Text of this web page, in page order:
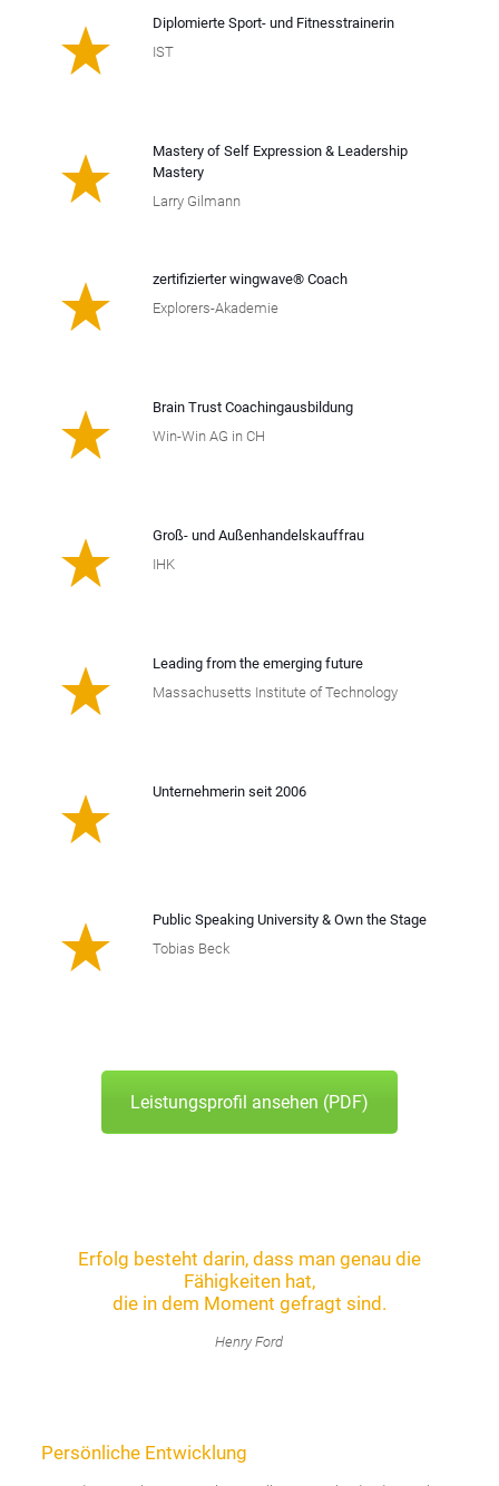
Diplomierte Sport- und Fitnesstrainerin
IST
Mastery of Self Expression & Leadership
Mastery
Larry Gilmann
zertifizierter wingwave® Coach
Explorers-Akademie
Brain Trust Coachingausbildung
Win-Win AG in CH
Groß- und Außenhandelskauffrau
IHK
Leading from the emerging future
Massachusetts Institute of Technology
Unternehmerin seit 2006
Public Speaking University & Own the Stage
Tobias Beck
Leistungsprofil ansehen (PDF)
Erfolg besteht darin, dass man genau die
Fähigkeiten hat,
die in dem Moment gefragt sind.
Henry Ford
Persönliche Entwicklung